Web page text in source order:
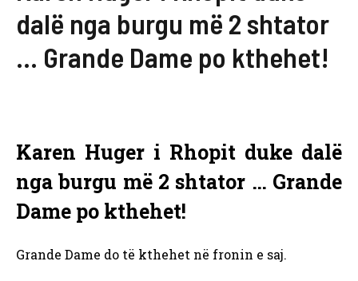
dalë nga burgu më 2 shtator
… Grande Dame po kthehet!
Karen Huger i Rhopit duke dalë
nga burgu më 2 shtator … Grande
Dame po kthehet!
Grande Dame do të kthehet në fronin e saj.